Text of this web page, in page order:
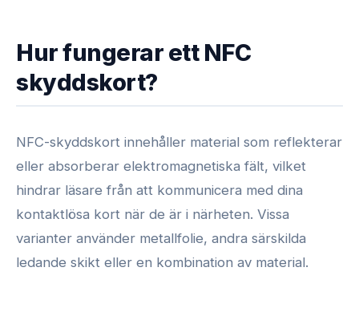
Hur fungerar ett NFC
skyddskort?
NFC-skyddskort innehåller material som reflekterar
eller absorberar elektromagnetiska fält, vilket
hindrar läsare från att kommunicera med dina
kontaktlösa kort när de är i närheten. Vissa
varianter använder metallfolie, andra särskilda
ledande skikt eller en kombination av material.